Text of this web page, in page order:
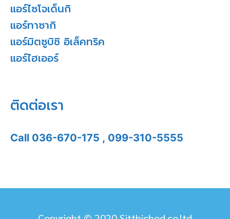
แอร์ไซโจเด็นกิ
แอร์ทาซากิ
แอร์มิตซูบิชิ อิเล็คทริค
แอร์ไฮเออร์
ติดต่อเรา
Call 036-670-175 , 099-310-5555